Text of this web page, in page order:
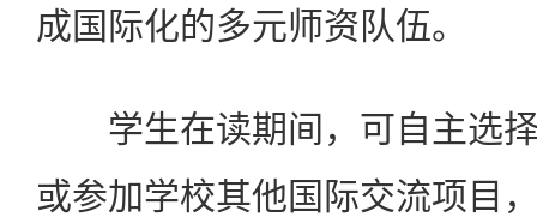
成国际化的多元师资队伍。
学生在读期间，可自主选择
或参加学校其他国际交流项目